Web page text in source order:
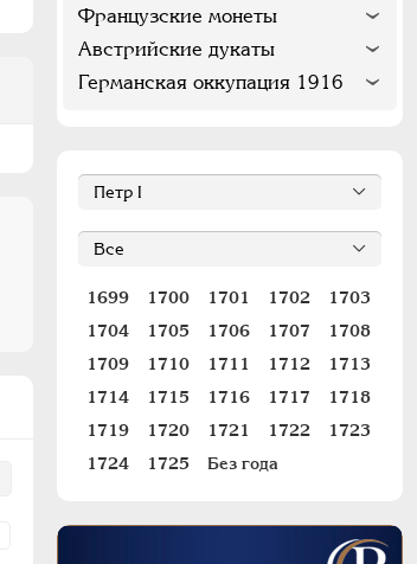
Французские монеты
Австрийские дукаты
Германская оккупация 1916
1699 1700 1701 1702
1703
1704
1705 1706 1707
1708
1709
1710 1711 1712
1713
1714
1715 1716 1717
1718
1719
1720 1721 1722
1723
1724
1725 Без года